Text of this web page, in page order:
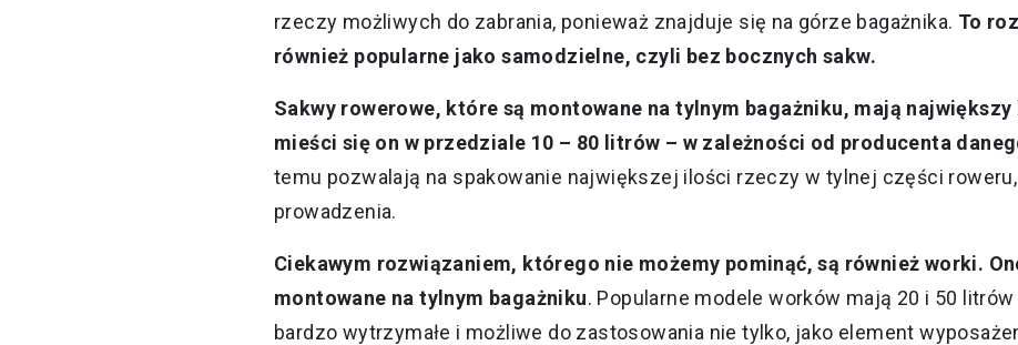
rzeczy możliwych do zabrania, ponieważ znajduje się na górze bagażnika. To
również popularne jako samodzielne, czyli bez bocznych sakw.
Sakwy rowerowe, które są montowane na tylnym bagażniku, mają
mieści się on w przedziale 10 – 80 litrów – w zależności od producenta
temu pozwalają na spakowanie największej ilości rzeczy w tylnej części
prowadzenia.
Ciekawym rozwiązaniem, którego nie możemy pominąć, są również worki.
montowane na tylnym bagażniku. Popularne modele worków mają 20 i 50
bardzo wytrzymałe i możliwe do zastosowania nie tylko, jako element